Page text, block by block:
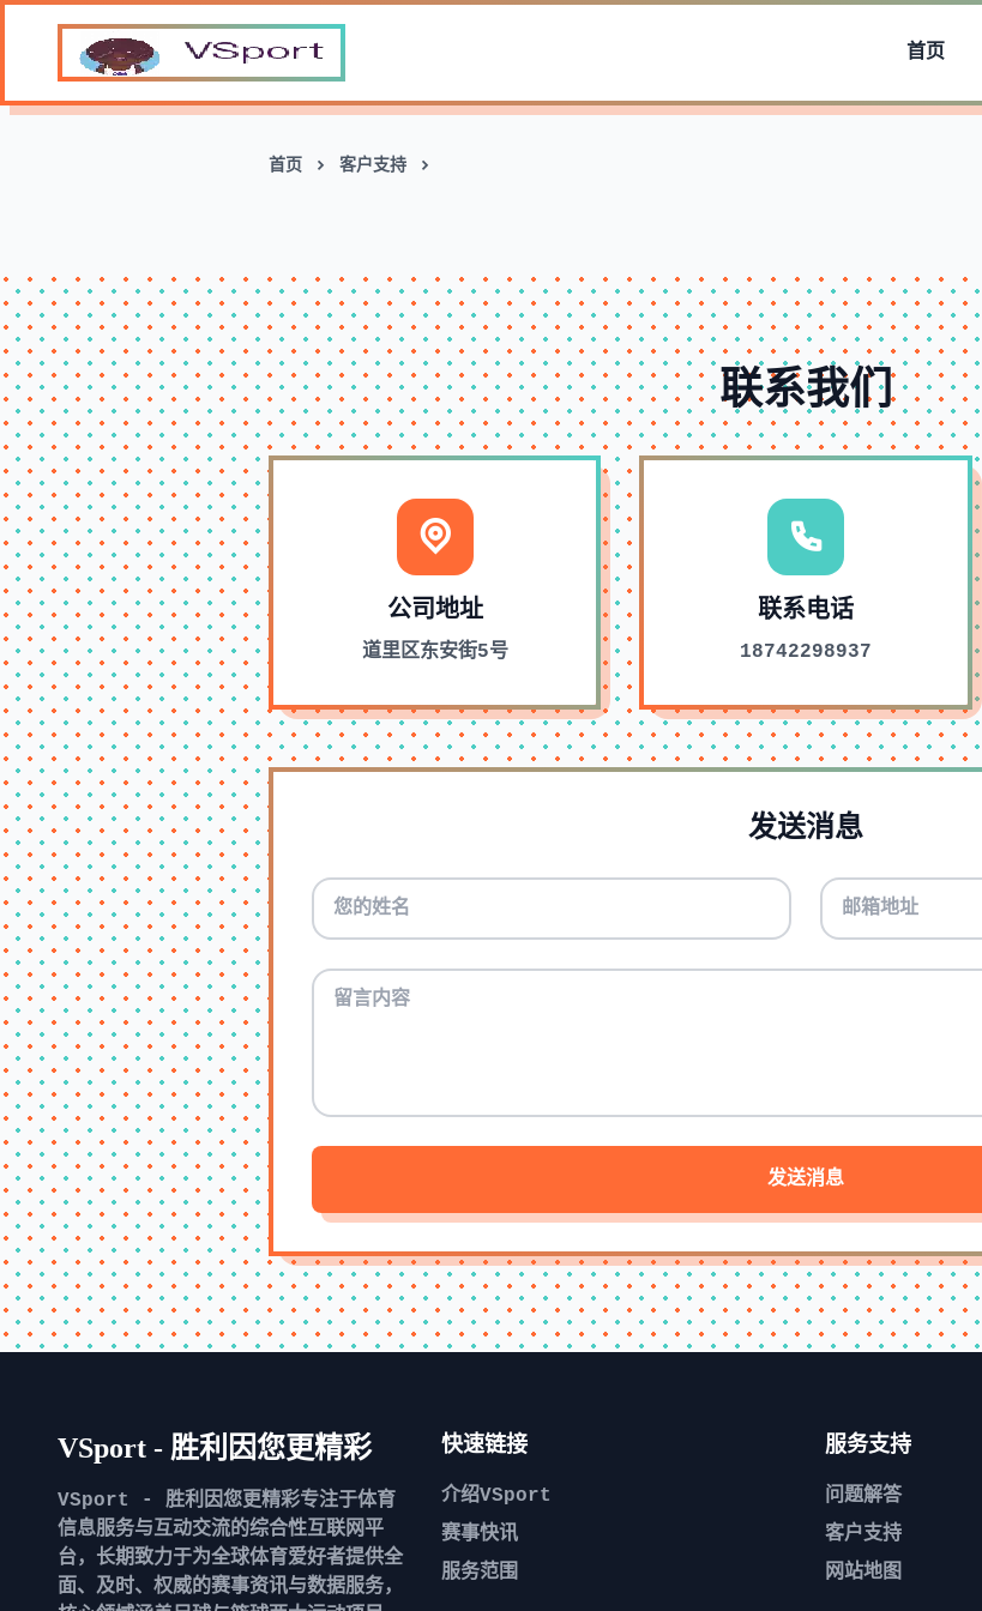
首页
首页 客户支持
联系我们
公司地址
道里区东安街5号
联系电话
18742298937
发送消息
发送消息
VSport - 胜利因您更精彩
VSport - 胜利因您更精彩专注于体育
信息服务与互动交流的综合性互联网平
台，长期致力于为全球体育爱好者提供全
面、及时、权威的赛事资讯与数据服务，
快速链接
介绍VSport
赛事快讯
服务范围
服务支持
问题解答
客户支持
网站地图